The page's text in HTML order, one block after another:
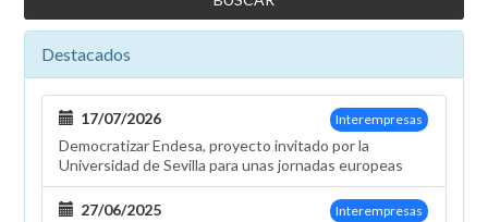
Destacados
Interempresas
17/07/2026
Democratizar Endesa, proyecto invitado por la
Universidad de Sevilla para unas jornadas europeas
Interempresas
27/06/2025